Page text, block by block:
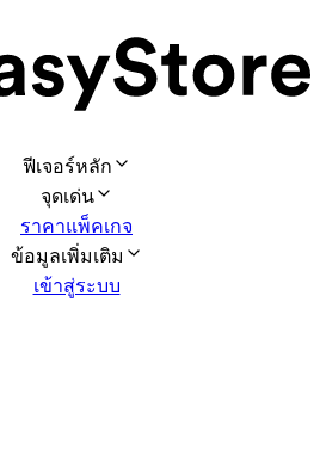
ฟีเจอร์หลัก
จุดเด่น
ราคาแพ็คเกจ
ข้อมูลเพิ่มเติม
เข้าสู่ระบบ